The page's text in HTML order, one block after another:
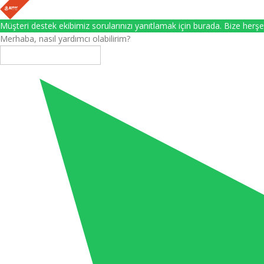
Müşteri destek ekibimiz sorularınızı yanıtlamak için burada. Bize
Merhaba, nasıl yardımcı olabilirim?